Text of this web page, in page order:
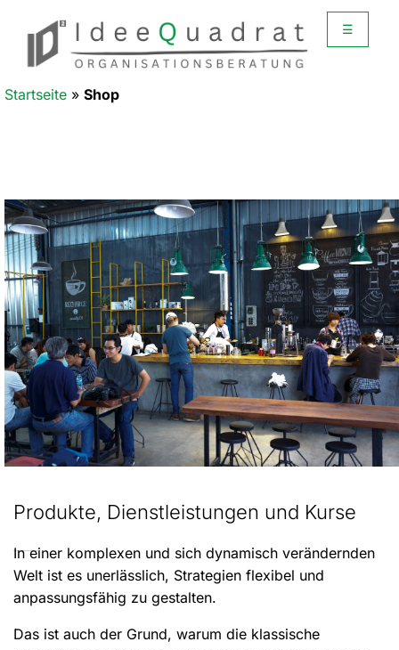
☰
Startseite » Shop
Produkte, Dienstleistungen und Kurse
In einer komplexen und sich dynamisch verändernden
Welt ist es unerlässlich, Strategien flexibel und
anpassungsfähig zu gestalten.
Das ist auch der Grund, warum die klassische